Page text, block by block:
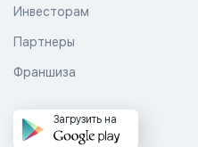
Инвесторам
Партнеры
Франшиза
Загрузить на